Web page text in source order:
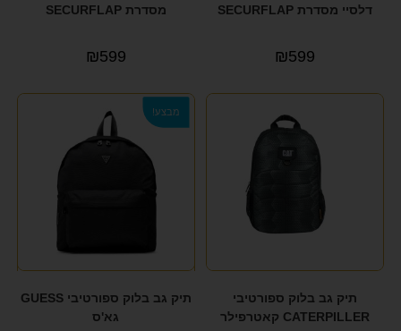
דלסיי מסדרת SECURFLAP
₪599
מסדרת SECURFLAP
₪599
תיק גב בלוק ספורטיבי
CATERPILLER קאטרפילר
מבצע!
תיק גב בלוק ספורטיבי GUESS
גא'ס